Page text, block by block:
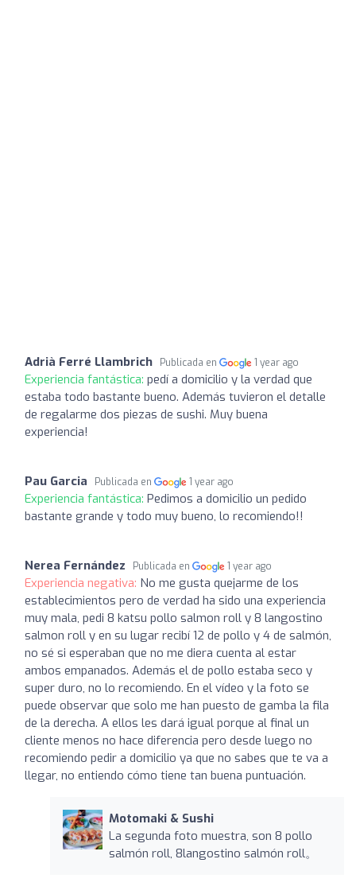
Adrià Ferré Llambrich Publicada en 1 year ago
Experiencia fantástica: pedí a domicilio y la verdad que
estaba todo bastante bueno. Además tuvieron el detalle
de regalarme dos piezas de sushi. Muy buena
experiencia!
Pau Garcia Publicada en 1 year ago
Experiencia fantástica: Pedimos a domicilio un pedido
bastante grande y todo muy bueno, lo recomiendo!!
Nerea Fernández Publicada en 1 year ago
Experiencia negativa: No me gusta quejarme de los
establecimientos pero de verdad ha sido una experiencia
muy mala, pedi 8 katsu pollo salmon roll y 8 langostino
salmon roll y en su lugar recibí 12 de pollo y 4 de salmón,
no sé si esperaban que no me diera cuenta al estar
ambos empanados. Además el de pollo estaba seco y
super duro, no lo recomiendo. En el vídeo y la foto se
puede observar que solo me han puesto de gamba la fila
de la derecha. A ellos les dará igual porque al final un
cliente menos no hace diferencia pero desde luego no
recomiendo pedir a domicilio ya que no sabes que te va a
llegar, no entiendo cómo tiene tan buena puntuación.
Motomaki & Sushi
La segunda foto muestra, son 8 pollo
salmón roll, 8langostino salmón roll。